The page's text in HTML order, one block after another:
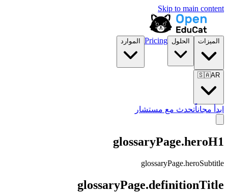
Skip to main content
الميزات الحلول Pricing الموارد
🇸🇦AR
ابدأ مجاناًتحدث مع مستشار
glossaryPage.heroH1
glossaryPage.heroSubtitle
glossaryPage.definitionTitle